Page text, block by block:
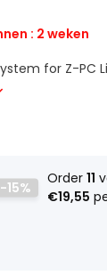
: 2 weken
for Z-PC
-15%
Order 11
€19,55